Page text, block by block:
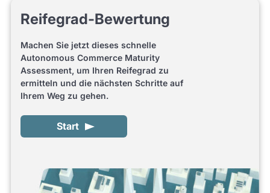
Reifegrad-Bewertung
Machen Sie jetzt dieses schnelle
Autonomous Commerce Maturity
Assessment, um Ihren Reifegrad zu
ermitteln und die nächsten Schritte auf
Ihrem Weg zu gehen.
Start